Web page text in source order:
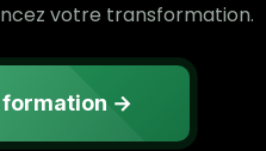
votre transformation.
formation →